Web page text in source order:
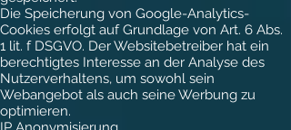
Die Speicherung von Google-Analytics-
Cookies erfolgt auf Grundlage von Art. 6 Abs.
1 lit. f DSGVO. Der Websitebetreiber hat ein
berechtigtes Interesse an der Analyse des
Nutzerverhaltens, um sowohl sein
Webangebot als auch seine Werbung zu
optimieren.